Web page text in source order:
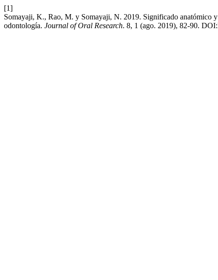
[1]
Somayaji, K., Rao, M. y Somayaji, N. 2019. Significado anatómico
odontología. Journal of Oral Research. 8, 1 (ago. 2019), 82-90.